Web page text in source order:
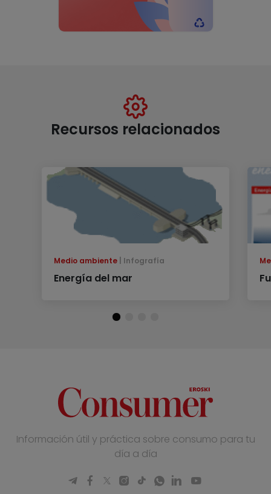
Recursos relacionados
Medio ambiente Infografía
Energía del mar
Información útil y práctica sobre consumo para tu
día a día